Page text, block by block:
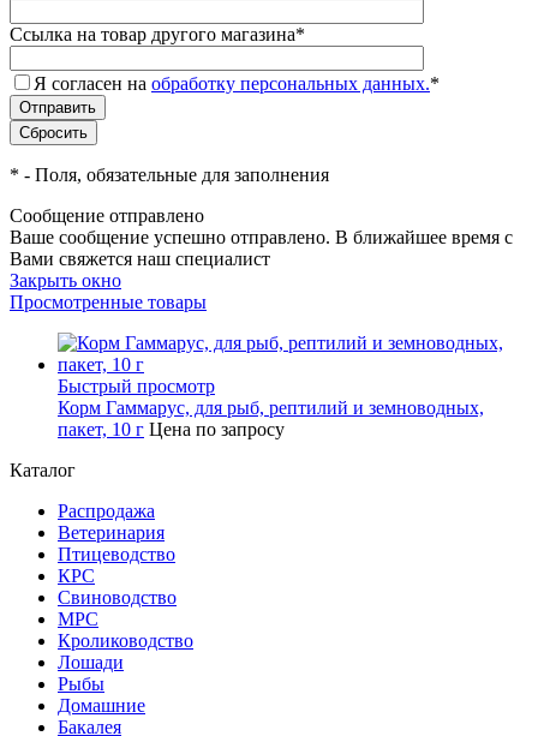
Ссылка на товар другого магазина*
Я согласен на обработку персональных данных.*
* - Поля, обязательные для заполнения
Сообщение отправлено
Ваше сообщение успешно отправлено. В ближайшее время с
Вами свяжется наш специалист
Закрыть окно
Просмотренные товары
Быстрый просмотр
Корм Гаммарус, для рыб, рептилий и земноводных,
пакет, 10 г Цена по запросу
Каталог
Распродажа
Ветеринария
Птицеводство
КРС
Свиноводство
МРС
Кролиководство
Лошади
Рыбы
Домашние
Бакалея